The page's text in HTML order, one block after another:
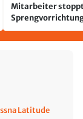
Mitarbeiter
Leipzig/Halle
Latitude